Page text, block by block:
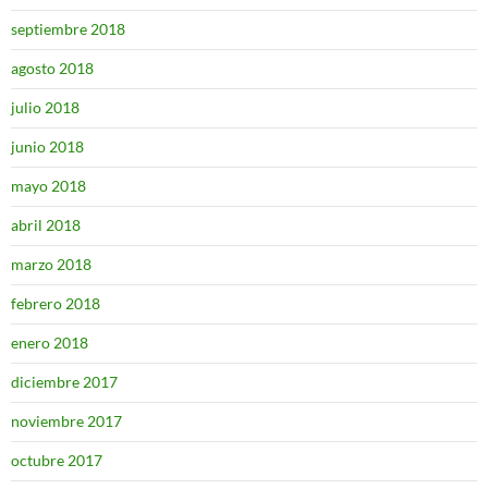
septiembre 2018
agosto 2018
julio 2018
junio 2018
mayo 2018
abril 2018
marzo 2018
febrero 2018
enero 2018
diciembre 2017
noviembre 2017
octubre 2017